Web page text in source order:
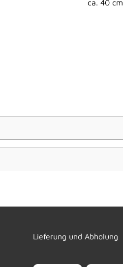
ca. 40 cm
Lieferung und Abholung